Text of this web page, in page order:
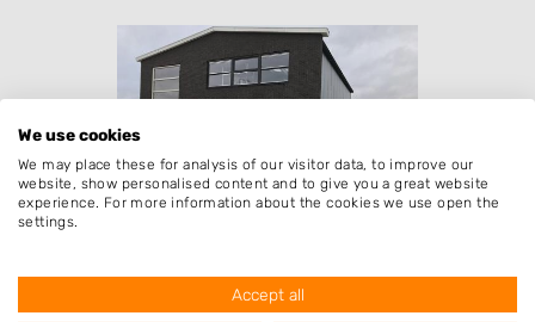
We use cookies
We may place these for analysis of our visitor data, to improve our
website, show personalised content and to give you a great website
experience. For more information about the cookies we use open the
settings.
Accept all